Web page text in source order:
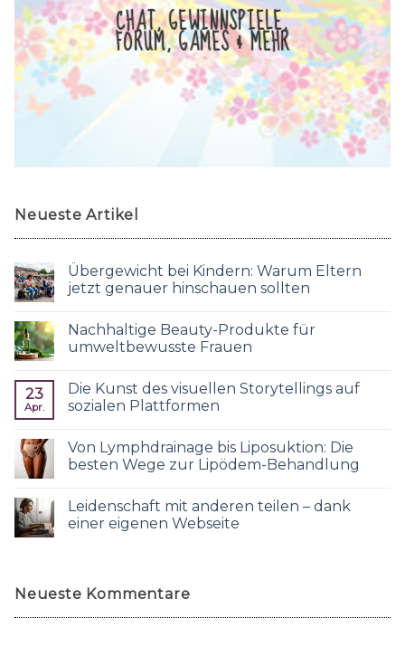
CHAT, GEWINNSPIELE,
FORUM, GAMES & MEHR
Neueste Artikel
Übergewicht bei Kindern: Warum Eltern
jetzt genauer hinschauen sollten
Nachhaltige Beauty-Produkte für
umweltbewusste Frauen
23
Apr.
Die Kunst des visuellen Storytellings auf
sozialen Plattformen
Von Lymphdrainage bis Liposuktion: Die
besten Wege zur Lipödem-Behandlung
Leidenschaft mit anderen teilen – dank
einer eigenen Webseite
Neueste Kommentare